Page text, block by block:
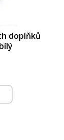
doplňků